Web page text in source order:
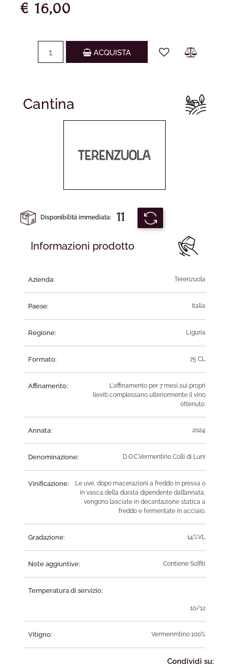
€ 16,00
ACQUISTA
Cantina
Disponibilità immediata: 11
Informazioni prodotto
Azienda: Terenzuola
Paese: Italia
Regione: Liguria
Formato: 75 CL
Affinamento:
L'affinamento per 7 mesi,sui propri
lieviti,complessano ulteriormente il vino
ottenuto.
Annata: 2024
Denominazione: D.O.C.Vermentino Colli di Luni
Vinificazione:
Le uve, dopo macerazioni a freddo in pressa o
in vasca,della durata dipendente dall’annata,
vengono lasciate in decantazione statica a
freddo e fermentate in acciaio.
Gradazione: 14%VL
Note aggiuntive: Contiene Solfiti
Temperatura di servizio:
10/12
Vitigno: Vermenmtino 100%
Condividi su: